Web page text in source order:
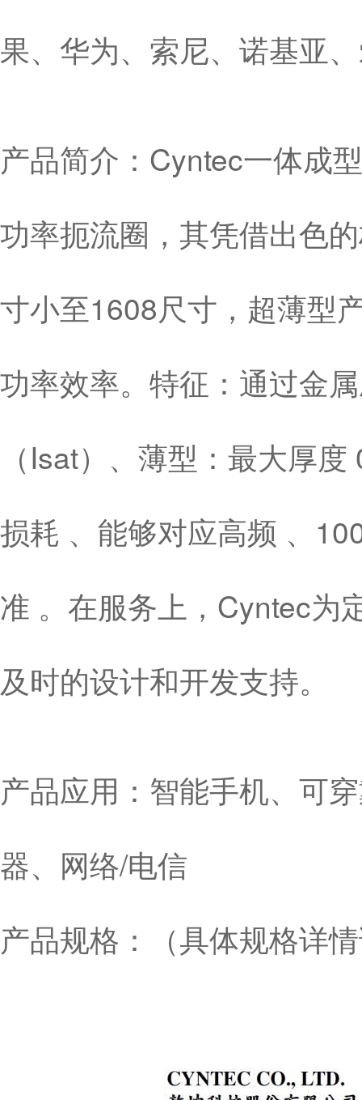
果、华为、索尼、诺基亚
产品简介：Cyntec一体成
功率扼流圈，其凭借出色
寸小至1608尺寸，超薄型
功率效率。特征：通过金
（Isat）、薄型：最大厚
损耗 、能够对应高频 、
准 。在服务上，Cyntec为
及时的设计和开发支持。
产品应用：智能手机、可
器、网络/电信
产品规格：（具体规格详